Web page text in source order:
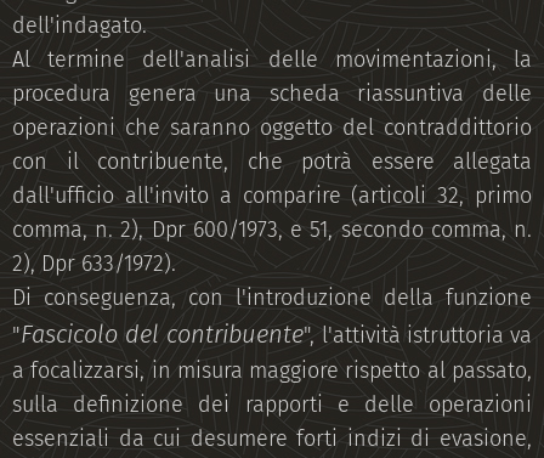
dell'indagato.
Al termine dell'analisi delle movimentazioni, la
procedura genera una scheda riassuntiva delle
operazioni che saranno oggetto del contraddittorio
con il contribuente, che potrà essere allegata
dall'ufficio all'invito a comparire (articoli 32, primo
comma, n. 2), Dpr 600/1973, e 51, secondo comma, n.
2), Dpr 633/1972).
Di conseguenza, con l'introduzione della funzione
"Fascicolo del contribuente", l'attività istruttoria va
a focalizzarsi, in misura maggiore rispetto al passato,
sulla definizione dei rapporti e delle operazioni
essenziali da cui desumere forti indizi di evasione,